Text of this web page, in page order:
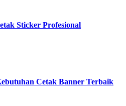
Sticker Profesional
Cetak Banner Terbaik